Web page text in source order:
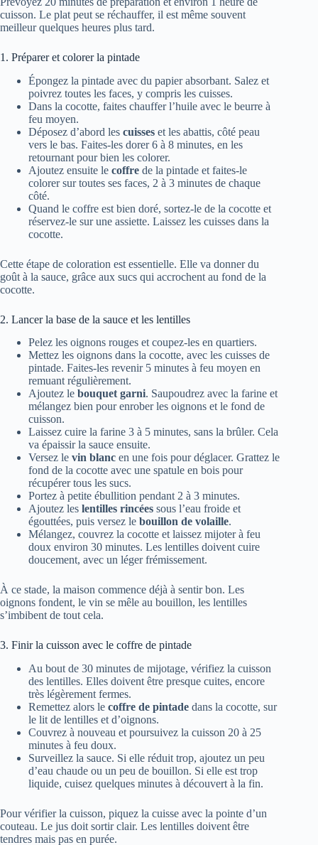
cuisson. Le plat peut se réchauffer, il est même souvent
meilleur quelques heures plus tard.
1. Préparer et colorer la pintade
Épongez la pintade avec du papier absorbant. Salez et
poivrez toutes les faces, y compris les cuisses.
Dans la cocotte, faites chauffer l’huile avec le beurre à
feu moyen.
Déposez d’abord les cuisses et les abattis, côté peau
vers le bas. Faites-les dorer 6 à 8 minutes, en les
retournant pour bien les colorer.
Ajoutez ensuite le coffre de la pintade et faites-le
colorer sur toutes ses faces, 2 à 3 minutes de chaque
côté.
Quand le coffre est bien doré, sortez-le de la cocotte et
réservez-le sur une assiette. Laissez les cuisses dans la
cocotte.
Cette étape de coloration est essentielle. Elle va donner du
goût à la sauce, grâce aux sucs qui accrochent au fond de la
cocotte.
2. Lancer la base de la sauce et les lentilles
Pelez les oignons rouges et coupez-les en quartiers.
Mettez les oignons dans la cocotte, avec les cuisses de
pintade. Faites-les revenir 5 minutes à feu moyen en
remuant régulièrement.
Ajoutez le bouquet garni. Saupoudrez avec la farine et
mélangez bien pour enrober les oignons et le fond de
cuisson.
Laissez cuire la farine 3 à 5 minutes, sans la brûler. Cela
va épaissir la sauce ensuite.
Versez le vin blanc en une fois pour déglacer. Grattez le
fond de la cocotte avec une spatule en bois pour
récupérer tous les sucs.
Portez à petite ébullition pendant 2 à 3 minutes.
Ajoutez les lentilles rincées sous l’eau froide et
égouttées, puis versez le bouillon de volaille.
Mélangez, couvrez la cocotte et laissez mijoter à feu
doux environ 30 minutes. Les lentilles doivent cuire
doucement, avec un léger frémissement.
À ce stade, la maison commence déjà à sentir bon. Les
oignons fondent, le vin se mêle au bouillon, les lentilles
s’imbibent de tout cela.
3. Finir la cuisson avec le coffre de pintade
Au bout de 30 minutes de mijotage, vérifiez la cuisson
des lentilles. Elles doivent être presque cuites, encore
très légèrement fermes.
Remettez alors le coffre de pintade dans la cocotte, sur
le lit de lentilles et d’oignons.
Couvrez à nouveau et poursuivez la cuisson 20 à 25
minutes à feu doux.
Surveillez la sauce. Si elle réduit trop, ajoutez un peu
d’eau chaude ou un peu de bouillon. Si elle est trop
liquide, cuisez quelques minutes à découvert à la fin.
Pour vérifier la cuisson, piquez la cuisse avec la pointe d’un
couteau. Le jus doit sortir clair. Les lentilles doivent être
tendres mais pas en purée.